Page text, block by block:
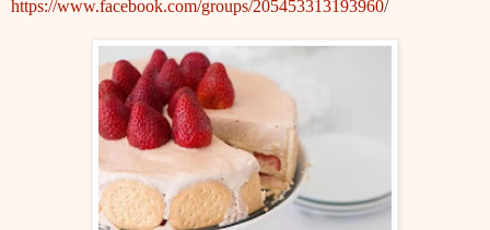
https://www.facebook.com/groups/205453313193960/